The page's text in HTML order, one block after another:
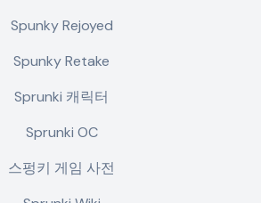
Spunky Rejoyed
Spunky Retake
Sprunki 캐릭터
Sprunki OC
스펑키 게임 사전